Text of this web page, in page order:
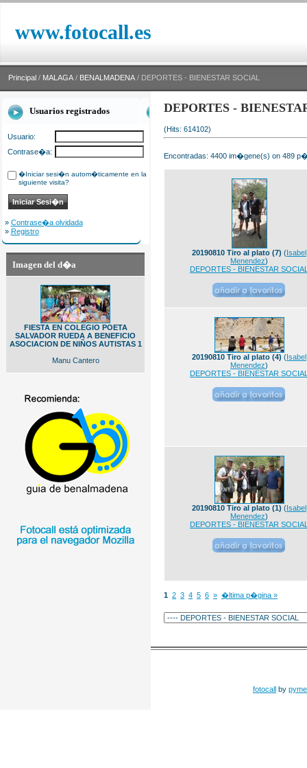
www.fotocall.es
Principal / MALAGA / BENALMADENA / DEPORTES - BIENESTAR SOCIAL
Usuarios registrados
Usuario:
Contrase�a:
�Iniciar sesi�n autom�ticamente en la
siguiente visita?
» Contrase�a olvidada
» Registro
Imagen del d�a
FIESTA EN COLEGIO POETA
SALVADOR RUEDA A BENEFICIO
ASOCIACION DE NIÑOS AUTISTAS 1
Manu Cantero
DEPORTES -
(Hits: 614102)
Encontradas: 4400 im�gene(s) on 489
20190810 Tiro al plato (7) (Isabel
Menendez)
DEPORTES - BIENESTAR
20190810 Tiro al plato (4) (Isabel
Menendez)
DEPORTES - BIENESTAR
20190810 Tiro al plato (1) (Isabel
Menendez)
DEPORTES - BIENESTAR
1 2 3 4 5 6 » �ltima p�gina »
fotocall by